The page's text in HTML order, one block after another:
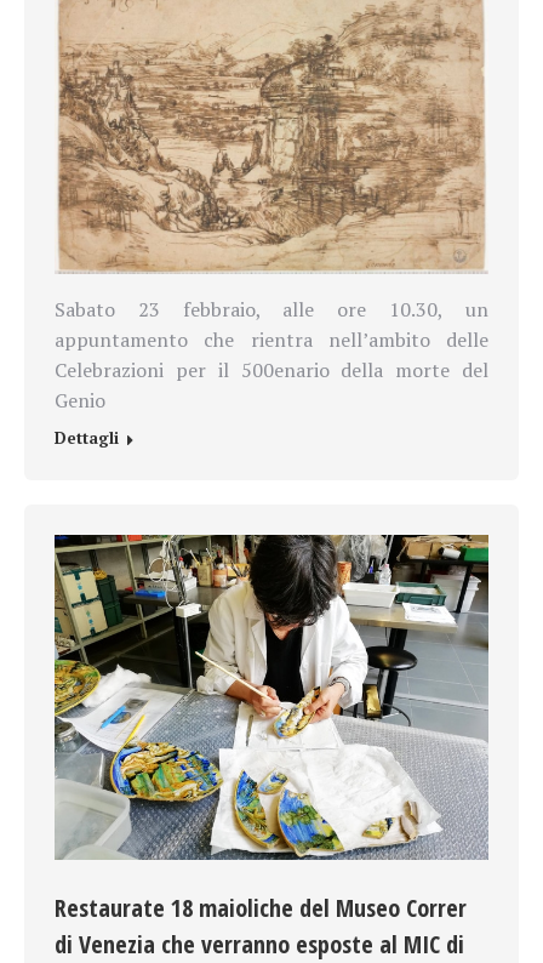
Sabato 23 febbraio, alle ore 10.30, un
appuntamento che rientra nell’ambito delle
Celebrazioni per il 500enario della morte del
Genio
Dettagli
Restaurate 18 maioliche del Museo Correr
di Venezia che verranno esposte al MIC di